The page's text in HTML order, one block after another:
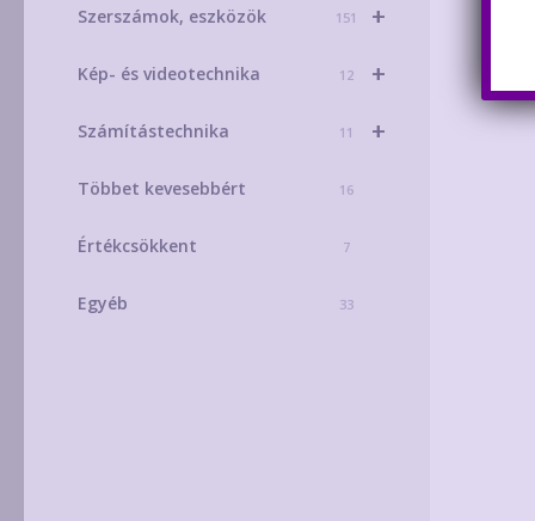
+
Szerszámok, eszközök 151
+
Kép- és videotechnika 12
+
Számítástechnika 11
Többet kevesebbért 16
Értékcsökkent 7
Egyéb 33